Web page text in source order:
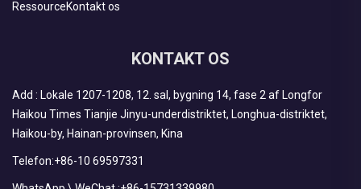
RessourceKontakt os
KONTAKT OS
Add : Lokale 1207-1208, 12. sal, bygning 14, fase 2 af Longfor
Haikou Times Tianjie Jinyu-underdistriktet, Longhua-distriktet,
Haikou-by, Hainan-provinsen, Kina
Telefon:+86-10 69597331